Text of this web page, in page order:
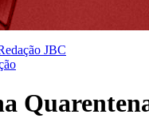
JBC